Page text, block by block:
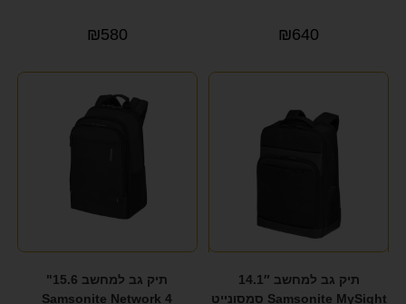
₪640
₪580
תיק גב למחשב 14.1″
Samsonite MySight סמסונייט
תיק גב למחשב 15.6"
Samsonite Network 4